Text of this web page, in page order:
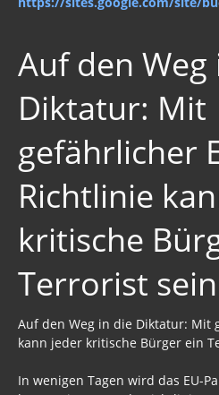
Auf den Weg
Diktatur: Mit
gefährlicher
Richtlinie
kritische
Terrorist sein
Auf den Weg in die Diktatur: Mit
kann jeder kritische Bürger ein
In wenigen Tagen wird das EU-